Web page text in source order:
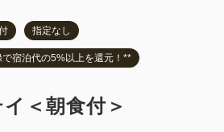
グ（喫煙）
1~2名
指定なし
宿泊代の5%以上を還元！**
＜朝食付＞